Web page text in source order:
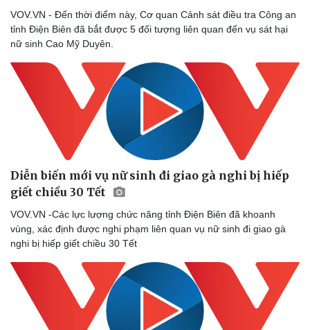
Doanh nghiệp
Thông tin doanh nghiệp
Công nghệ
Sành điệu
VOV.VN - Đến thời điểm này, Cơ quan Cảnh sát điều tra Công an
tỉnh Điện Biên đã bắt được 5 đối tượng liên quan đến vụ sát hại
nữ sinh Cao Mỹ Duyên.
Diễn biến mới vụ nữ sinh đi giao gà nghi bị hiếp
giết chiều 30 Tết
VOV.VN -Các lực lượng chức năng tỉnh Điện Biên đã khoanh
vùng, xác định được nghi phạm liên quan vụ nữ sinh đi giao gà
nghi bị hiếp giết chiều 30 Tết